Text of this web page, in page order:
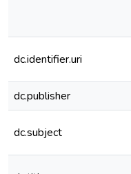
dc.identifier.uri
dc.publisher
dc.subject